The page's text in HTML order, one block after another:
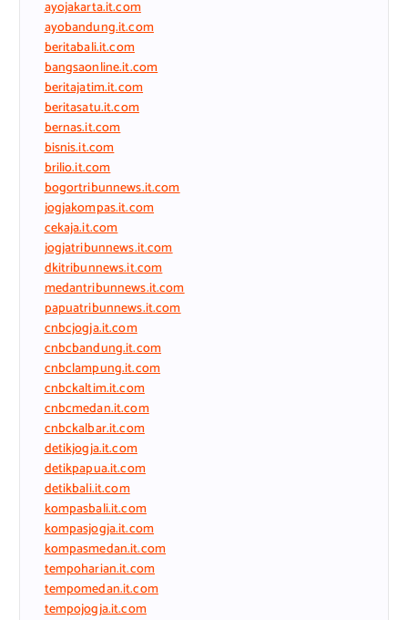
ayojakarta.it.com
ayobandung.it.com
beritabali.it.com
bangsaonline.it.com
beritajatim.it.com
beritasatu.it.com
bernas.it.com
bisnis.it.com
brilio.it.com
bogortribunnews.it.com
jogjakompas.it.com
cekaja.it.com
jogjatribunnews.it.com
dkitribunnews.it.com
medantribunnews.it.com
papuatribunnews.it.com
cnbcjogja.it.com
cnbcbandung.it.com
cnbclampung.it.com
cnbckaltim.it.com
cnbcmedan.it.com
cnbckalbar.it.com
detikjogja.it.com
detikpapua.it.com
detikbali.it.com
kompasbali.it.com
kompasjogja.it.com
kompasmedan.it.com
tempoharian.it.com
tempomedan.it.com
tempojogja.it.com